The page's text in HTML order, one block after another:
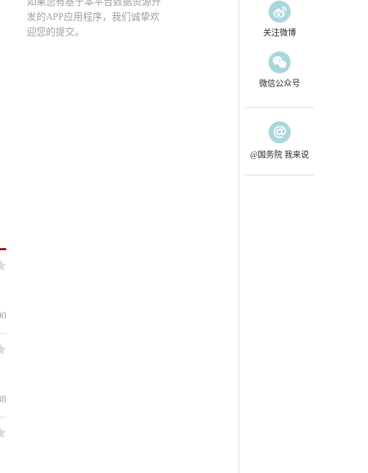
发的APP应用程序，我们诚挚欢
迎您的提交。
关注微博
微信公众号
@国务院 我来说